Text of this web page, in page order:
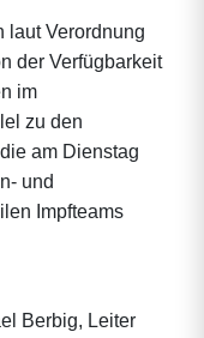
laut Verordnung
der Verfügbarkeit
im
zu den
am Dienstag
und
Impfteams
Berbig, Leiter